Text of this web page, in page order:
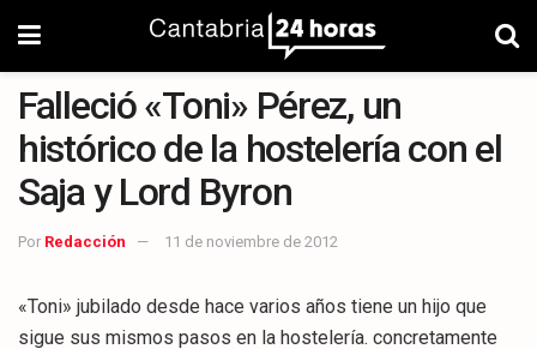
Falleció «Toni» Pérez, un
histórico de la hostelería con el
Saja y Lord Byron
Por Redacción 11 de noviembre de 2012
«Toni» jubilado desde hace varios años tiene un hijo que
sigue sus mismos pasos en la hostelería. concretamente